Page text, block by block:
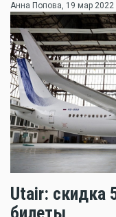
Анна Попова, 19 мар 2022
Utair: скидка
билеты